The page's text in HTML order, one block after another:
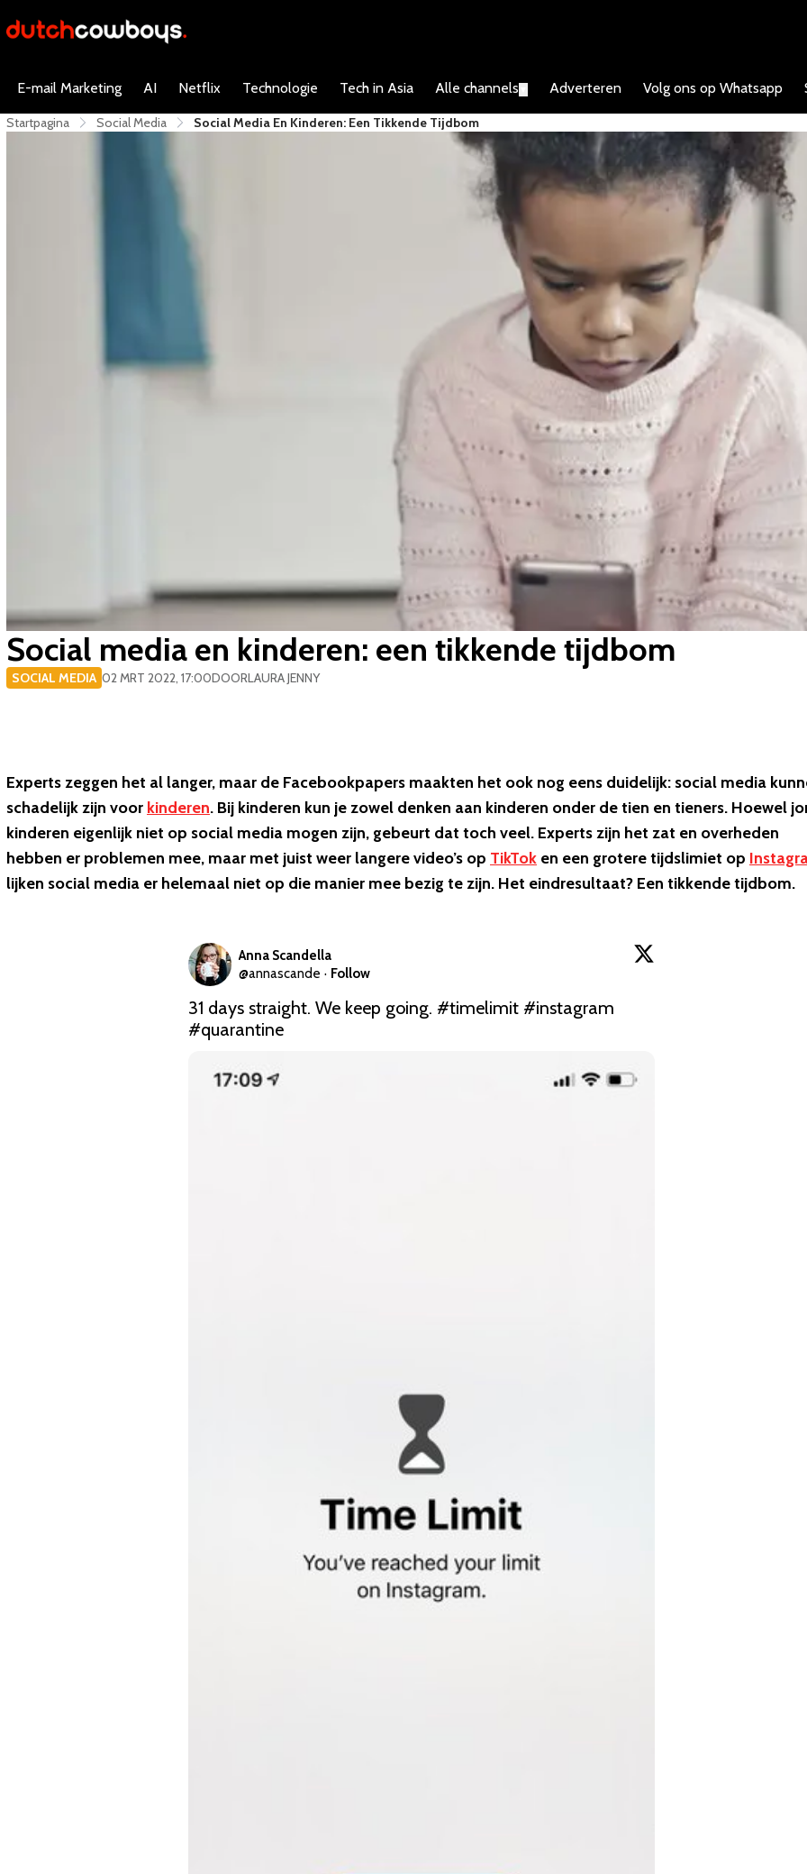
E-mail Marketing AI Netflix Technologie Tech in Asia Alle channels Adverteren Volg ons op Whatsapp
Startpagina Social Media ​Social Media En Kinderen: Een Tikkende Tijdbom
​Social media en kinderen: een tikkende tijdbom
SOCIAL MEDIA 02 MRT 2022, 17:00DOORLAURA JENNY
Experts zeggen het al langer, maar de Facebookpapers maakten het ook nog eens duidelijk: social media
schadelijk zijn voor kinderen. Bij kinderen kun je zowel denken aan kinderen onder de tien en tieners. Hoewel
kinderen eigenlijk niet op social media mogen zijn, gebeurt dat toch veel. Experts zijn het zat en overheden
hebben er problemen mee, maar met juist weer langere video’s op TikTok en een grotere tijdslimiet op
lijken social media er helemaal niet op die manier mee bezig te zijn. Het eindresultaat? Een tikkende tijdbom.
Anna Scandella
@annascande · Follow
31 days straight. We keep going. #timelimit #instagram
#quarantine